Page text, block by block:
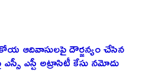
ఆదివాసులపై దౌర్జన్యం చేసిన
ఎస్టీ అట్రాసిటీ కేసు నమోదు